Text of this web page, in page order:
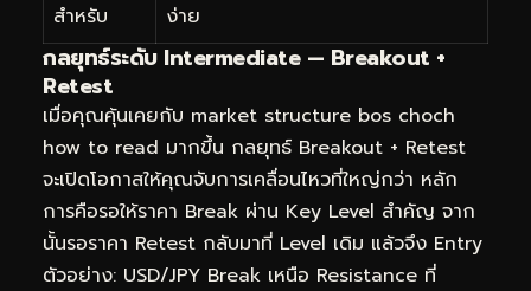
สำหรับ
ง่าย
กลยุทธ์ระดับ Intermediate — Breakout +
Retest
เมื่อคุณคุ้นเคยกับ market structure bos choch
how to read มากขึ้น กลยุทธ์ Breakout + Retest
จะเปิดโอกาสให้คุณจับการเคลื่อนไหวที่ใหญ่กว่า หลัก
การคือรอให้ราคา Break ผ่าน Key Level สำคัญ จาก
นั้นรอราคา Retest กลับมาที่ Level เดิม แล้วจึง Entry
ตัวอย่าง: USD/JPY Break เหนือ Resistance ที่